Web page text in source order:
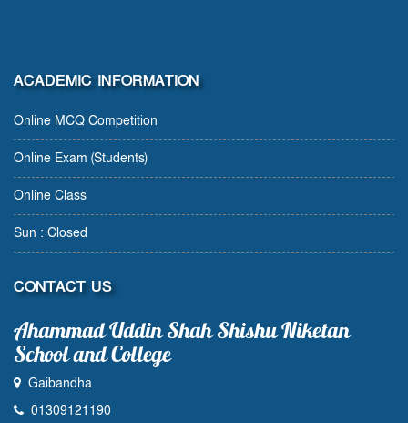
ACADEMIC INFORMATION
Online MCQ Competition
Online Exam (Students)
Online Class
Sun : Closed
CONTACT US
Ahammad Uddin Shah Shishu Niketan
School and College
Gaibandha
01309121190